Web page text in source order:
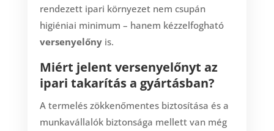
rendezett ipari környezet nem csupán
higiéniai minimum – hanem kézzelfogható
versenyelőnyis.
Miért jelent versenyelőnyt az
ipari takarítás a gyártásban?
A termelés zökkenőmentes biztosítása és a
munkavállalók biztonsága mellett van még